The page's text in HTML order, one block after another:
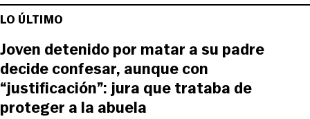
LO ÚLTIMO
Joven detenido por matar a su padre
decide confesar, aunque con
“justificación”: jura que trataba de
proteger a la abuela